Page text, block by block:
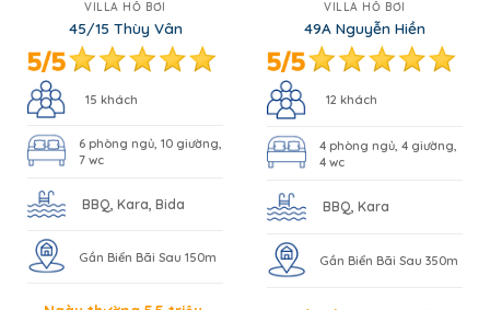
VILLA HỒ BƠI
45/15 Thùy Vân
15 khách
6 phòng ngủ, 10 giường,
7 wc
BBQ, Kara, Bida
Gần Biển Bãi Sau 150m
VILLA HỒ BƠI
49A Nguyễn Hiền
12 khách
4 phòng ngủ, 4 giường,
4 wc
BBQ, Kara
Gần Biển Bãi Sau 350m